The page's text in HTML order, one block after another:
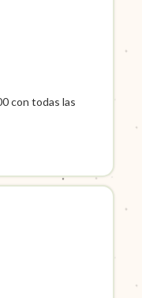
con todas las